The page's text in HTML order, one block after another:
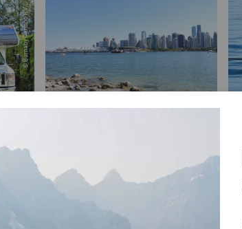
© Burnaby Cariboo RV...